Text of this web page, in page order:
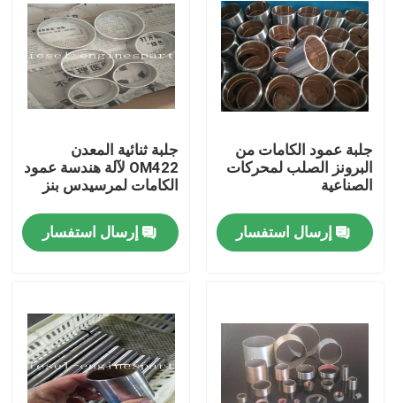
منزل
أشرطة فيديو
جلبة عمود الكامات من
البرونز الصلب لمحركات
الصناعية
إرسال استفسار
جلبة ثنائية المعدن
OM422 لآلة هندسة عمود
الكامات لمرسيدس بنز
إرسال استفسار